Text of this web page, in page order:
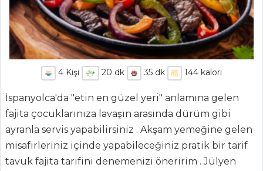
ANASAYFA
4 Kişi 20 dk 35dk 144kalori
İspanyolca'da "etin en güzel yeri" anlamına gelen
fajita çocuklarınıza lavaşın arasında dürüm gibi
ayranla servis yapabilirsiniz . Akşam yemeğine gelen
misafirleriniz içinde yapabileceğiniz pratik bir tarif
tavuk fajita tarifini denemenizi öneririm . Jülyen